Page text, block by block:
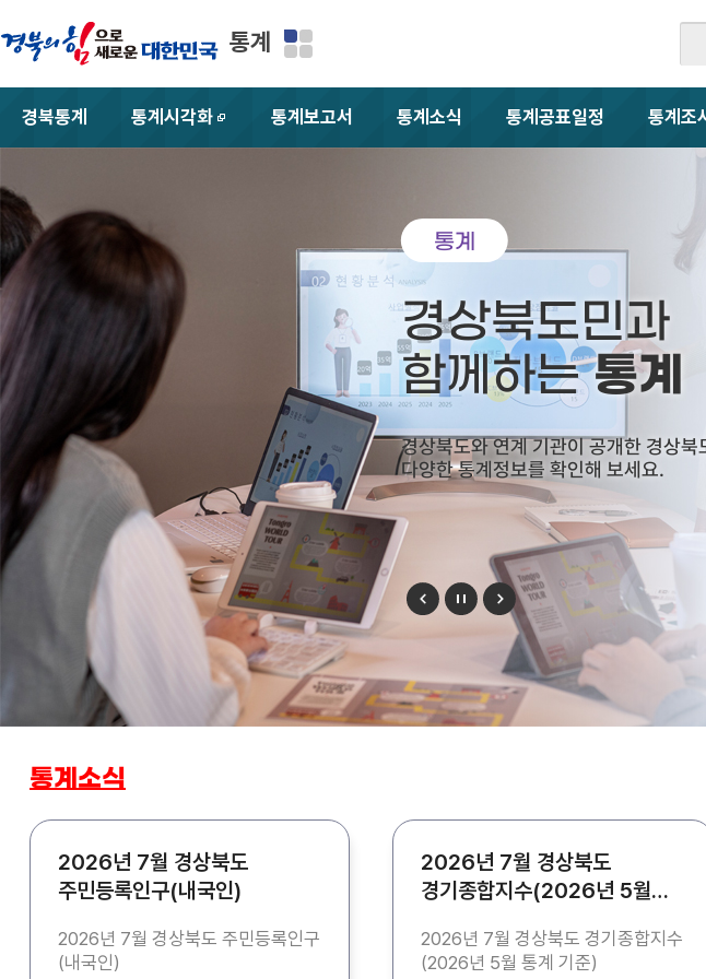
통계
경북통계
통계시각화
새창
통계보고서 통계소식 통계공표일정 통계조
통계
경상북도민과
함께하는통계
경상북도와 연계 기관이 공개한 경상북
다양한 통계정보를 확인해 보세요.
통계소식
2026년 7월 경상북도
주민등록인구(내국인)
2026년 7월 경상북도 주민등록인구
(내국인)
2026년 7월 경상북도
경기종합지수(2026년 5월
2026년 7월 경상북도 경기종합지수
(2026년 5월 통계 기준)